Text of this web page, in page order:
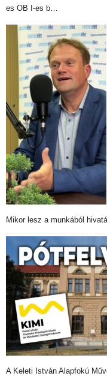
es OB I-es b…
Mikor lesz a munkából
A Keleti István Alapfokú